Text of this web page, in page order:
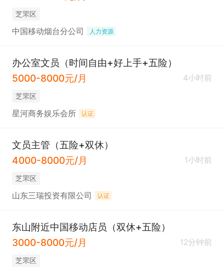
芝罘区
中国移动烟台分公司 人力资源
办公室文员（时间自由+好上手+五险）
5000-8000元/月
4小时前
芝罘区
星河商务娱乐会所 认证
文员主管（五险+双休）
4000-8000元/月
1小时前
芝罘区
山东三瑞投资有限公司 认证
东山附近中国移动店员（双休+五险）
3000-8000元/月
12分钟前
芝罘区